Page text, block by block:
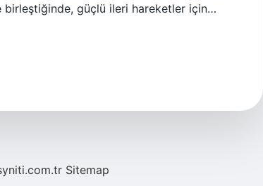
birleştiğinde, güçlü ileri hareketler için…
Sitemap